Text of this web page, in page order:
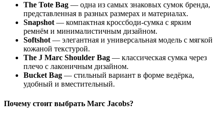
The Tote Bag — одна из самых знаковых сумок бренда,
представленная в разных размерах и материалах.
Snapshot— компактная кроссбоди-сумка с ярким
ремнём и минималистичным дизайном.
Softshot— элегантная и универсальная модель с мягкой
кожаной текстурой.
The J Marc Shoulder Bag — классическая сумка через
плечо с лаконичным дизайном.
Bucket Bag — стильный вариант в форме ведёрка,
удобный и вместительный.
Почему стоит выбрать Marc Jacobs?